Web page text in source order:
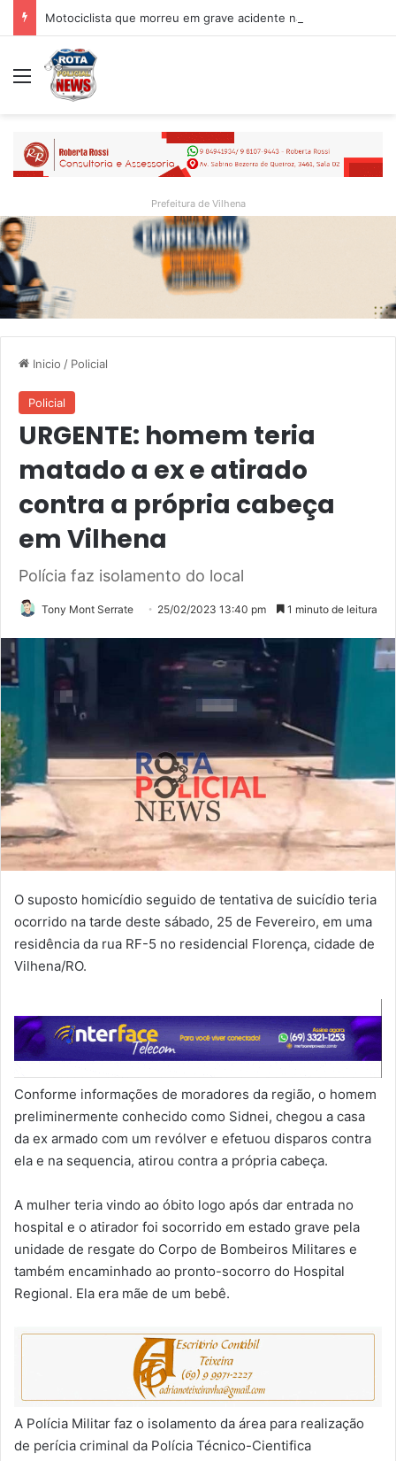
Menu
Prefeitura de Vilhena
Inicio / Policial
Policial
URGENTE: homem teria
matado a ex e atirado
contra a própria cabeça
em Vilhena
Polícia faz isolamento do local
Tony Mont Serrate 25/02/2023 13:40 pm 1 minuto de leitura
O suposto homicídio seguido de tentativa de suicídio teria
ocorrido na tarde deste sábado, 25 de Fevereiro, em uma
residência da rua RF-5 no residencial Florença, cidade de
Vilhena/RO.
Conforme informações de moradores da região, o homem
preliminermente conhecido como Sidnei, chegou a casa
da ex armado com um revólver e efetuou disparos contra
ela e na sequencia, atirou contra a própria cabeça.
A mulher teria vindo ao óbito logo após dar entrada no
hospital e o atirador foi socorrido em estado grave pela
unidade de resgate do Corpo de Bombeiros Militares e
também encaminhado ao pronto-socorro do Hospital
Regional. Ela era mãe de um bebê.
A Polícia Militar faz o isolamento da área para realização
de perícia criminal da Polícia Técnico-Cientifica